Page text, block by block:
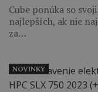
Cube ponúka so
najlepších, ak nie
za…
NOVINKY